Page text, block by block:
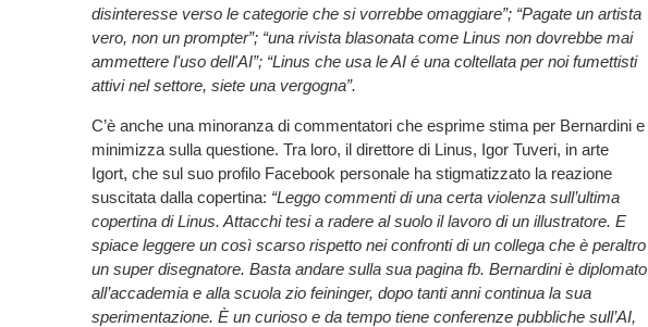
disinteresse verso le categorie che si vorrebbe omaggiare”; “Pagate un artista
vero, non un prompter”; “una rivista blasonata come Linus non dovrebbe mai
ammettere l'uso dell'AI”; “Linus che usa le AI é una coltellata per noi fumettisti
attivi nel settore, siete una vergogna”.
C’è anche una minoranza di commentatori che esprime stima per Bernardini e
minimizza sulla questione. Tra loro, il direttore di Linus, Igor Tuveri, in arte
Igort, che sul suo profilo Facebook personale ha stigmatizzato la reazione
suscitata dalla copertina: “Leggo commenti di una certa violenza sull’ultima
copertina di Linus. Attacchi tesi a radere al suolo il lavoro di un illustratore. E
spiace leggere un così scarso rispetto nei confronti di un collega che è peraltro
un super disegnatore. Basta andare sulla sua pagina fb. Bernardini è diplomato
all’accademia e alla scuola zio feininger, dopo tanti anni continua la sua
sperimentazione. È un curioso e da tempo tiene conferenze pubbliche sull’AI,